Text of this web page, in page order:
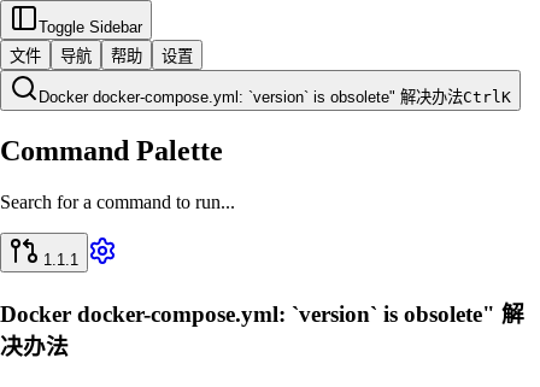
Toggle Sidebar
文件
导航 帮助 设置
Docker docker-compose.yml: `version` is obsolete" 解决办法CtrlK
Command Palette
Search for a command to run...
1.1.1
Docker docker-compose.yml: `version` is obsolete" 解
决办法